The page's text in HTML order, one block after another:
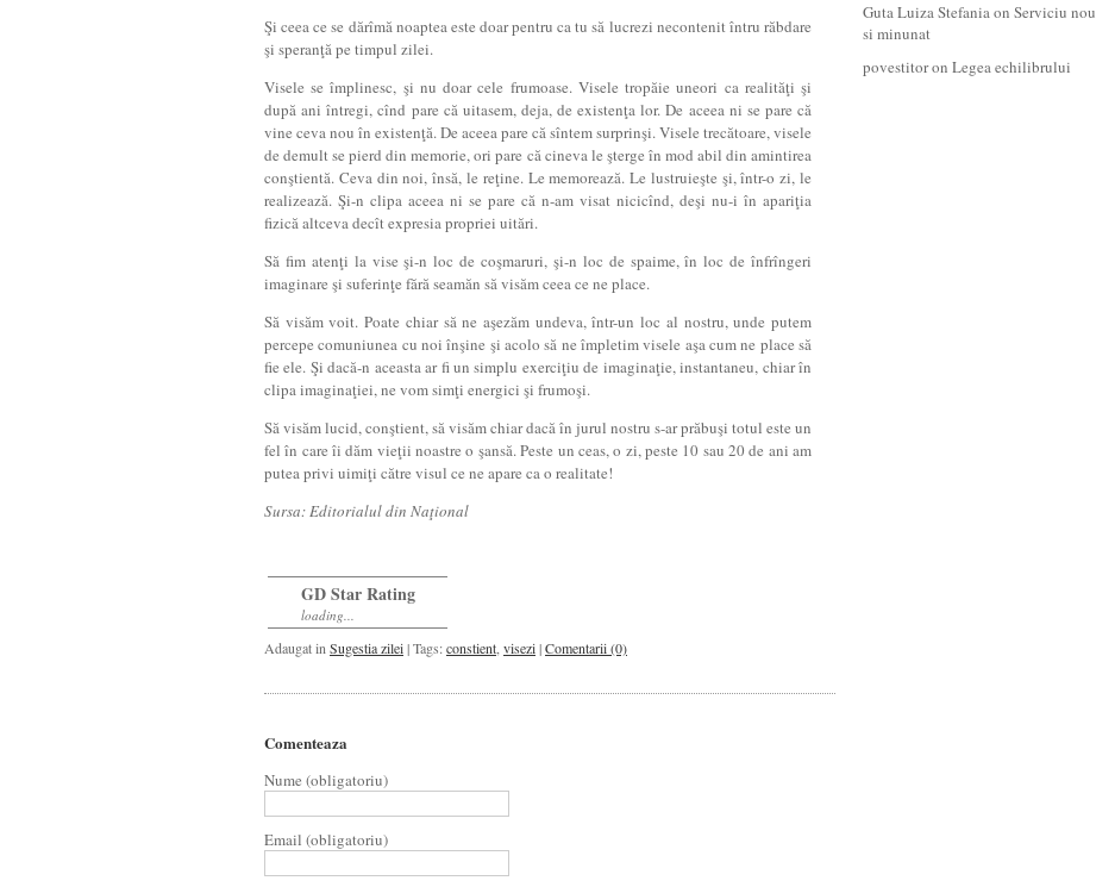
Şi ceea ce se dărîmă noaptea este doar pentru ca tu să lucrezi necontenit întru răbdare
şi speranţă pe timpul zilei.
Visele se împlinesc, şi nu doar cele frumoase. Visele tropăie uneori ca realităţi şi
după ani întregi, cînd pare că uitasem, deja, de existenţa lor. De aceea ni se pare că
vine ceva nou în existenţă. De aceea pare că sîntem surprinşi. Visele trecătoare, visele
de demult se pierd­ din memorie, ori pare că cineva le şterge în mod abil din amintirea
conştientă. Ceva din noi, însă, le reţine. Le memorează. Le lustruieşte şi, într-o zi, le
realizează. Şi-n clipa aceea ni se pare că n-am visat nicicînd, deşi nu-i în apariţia
fizică altceva decît expresia propriei uitări.
Să fim atenţi la vise şi-n loc de coşmaruri, şi-n loc de spaime, în loc de înfrîngeri
imaginare şi suferinţe fără seamăn să visăm ceea ce ne place.
Să visăm voit. Poate chiar să ne aşezăm undeva, într-un loc al nostru, unde putem
percepe comuniunea cu noi înşine şi acolo să ne împletim visele aşa cum ne place să
fie ele. Şi dacă-n aceasta ar fi un simplu exerciţiu de imaginaţie, instantaneu, chiar în
clipa imaginaţiei, ne vom simţi energici şi frumoşi.
Să visăm lucid, conştient, să visăm chiar dacă în jurul nostru s-ar prăbuşi totul este un
fel în care îi dăm vieţii noastre o şansă. Peste un ceas, o zi, peste 10 sau 20 de ani am
putea privi uimiţi către visul ce ne apare ca o realitate!
Sursa: Editorialul din Naţional
GD Star Rating
loading...
Adaugat in Sugestia zilei| Tags:constient visezi|Comentarii (0)
Comenteaza
Nume (obligatoriu)
Email (obligatoriu)
Guta Luiza Stefaniaon Serviciu nou
si minunat
povestitoron Legea echilibrului